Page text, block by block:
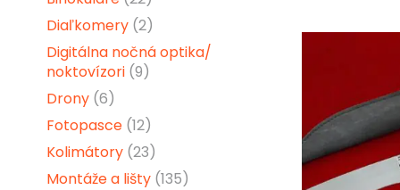
Diaľkomery (2)
Digitálna nočná optika/
noktovízori (9)
Drony (6)
Fotopasce (12)
Kolimátory (23)
Montáže a lišty (135)